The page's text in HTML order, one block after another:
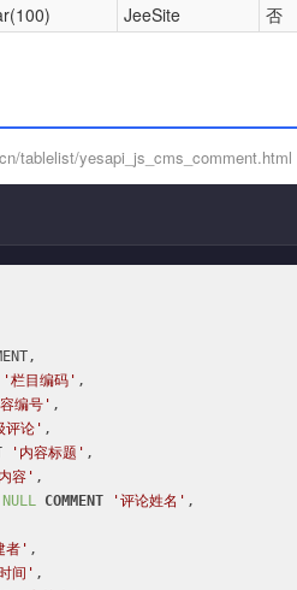
JeeSite 否
tablelist/yesapi_js_cms_comment.html
'栏目编码' ,
编号' ,
评论' ,
'内容标题' ,
容' ,
NULL COMMENT '评论姓名' ,
者' ,
间' ,